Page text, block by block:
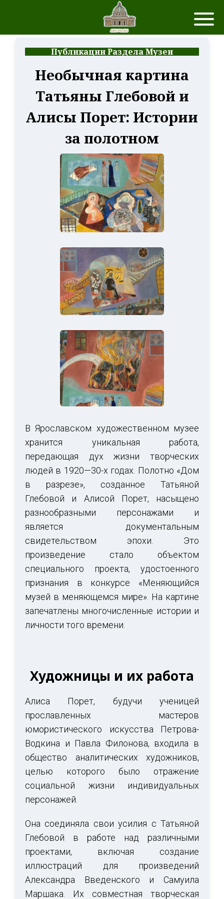
Публикации Раздела Музеи
Необычная картина
Татьяны Глебовой и
Алисы Порет: Истории
за полотном
В Ярославском художественном музее
хранится уникальная работа,
передающая дух жизни творческих
людей в 1920—30-х годах. Полотно «Дом
в разрезе», созданное Татьяной
Глебовой и Алисой Порет, насыщено
разнообразными персонажами и
является документальным
свидетельством эпохи. Это
произведение стало объектом
специального проекта, удостоенного
признания в конкурсе «Меняющийся
музей в меняющемся мире». На картине
запечатлены многочисленные истории и
личности того времени.
Художницы и их работа
Алиса Порет, будучи ученицей
прославленных мастеров
юмористического искусства Петрова-
Водкина и Павла Филонова, входила в
общество аналитических художников,
целью которого было отражение
социальной жизни индивидуальных
персонажей.
Она соединяла свои усилия с Татьяной
Глебовой в работе над различными
проектами, включая создание
иллюстраций для произведений
Александра Введенского и Самуила
Маршака. Их совместная творческая